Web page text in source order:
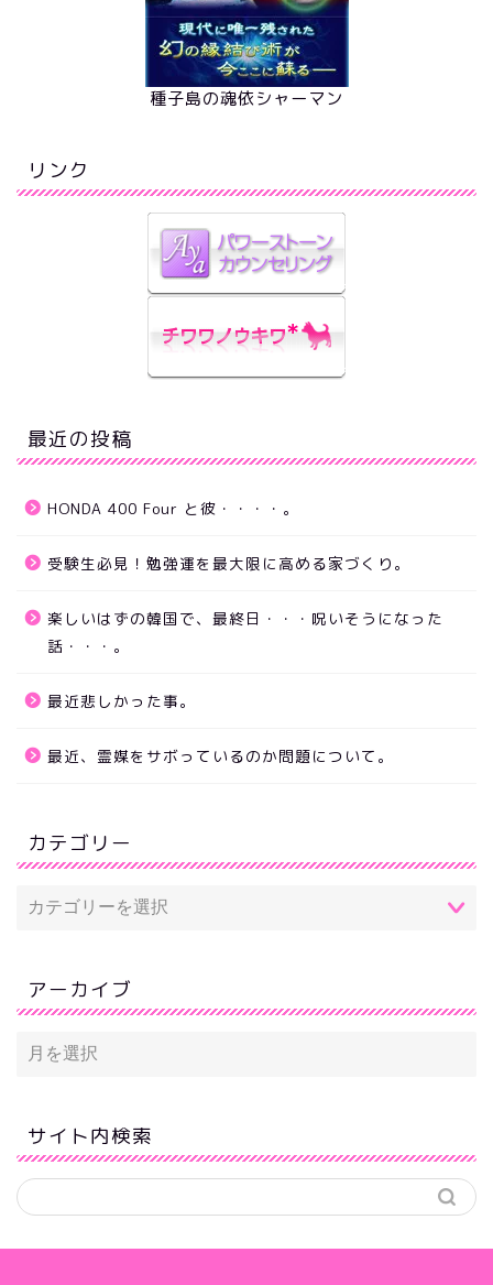
種子島の魂依シャーマン
リンク
最近の投稿
HONDA 400 Four と彼・・・・。
受験生必見！勉強運を最大限に高める家づくり。
楽しいはずの韓国で、最終日・・・呪いそうになった
話・・・。
最近悲しかった事。
最近、霊媒をサボっているのか問題について。
カテゴリー
アーカイブ
サイト内検索